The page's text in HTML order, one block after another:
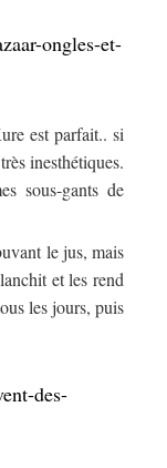
est parfait.. si
inesthétiques.
sous-gants de
le jus, mais
et les rend
les jours, puis